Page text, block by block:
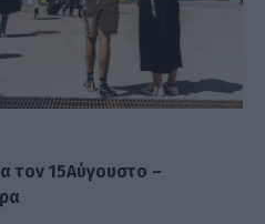
τον 15Αύγουστο –